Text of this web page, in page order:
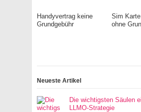
Handyvertrag keine
Grundgebühr
Sim
ohne
Neueste Artikel
Die wichtigsten Säulen
LLMO-Strategie